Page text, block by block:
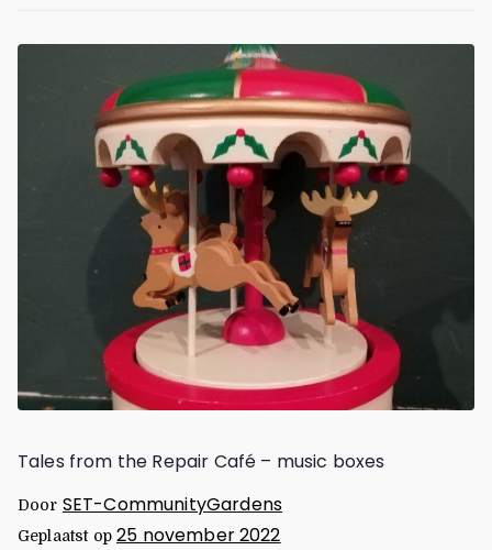
Tales from the Repair Café – music boxes
Door SET-CommunityGardens
Geplaatst op25 november 2022